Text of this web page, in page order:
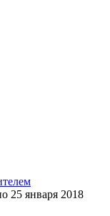
25 января 2018